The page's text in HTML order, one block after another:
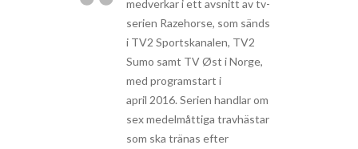
medverkar i ett avsnitt av tv-
serien Razehorse, som sänds
i TV2 Sportskanalen, TV2
Sumo samt TV Øst i Norge,
med programstart i
april 2016. Serien handlar om
sex medelmåttiga travhästar
som ska tränas efter